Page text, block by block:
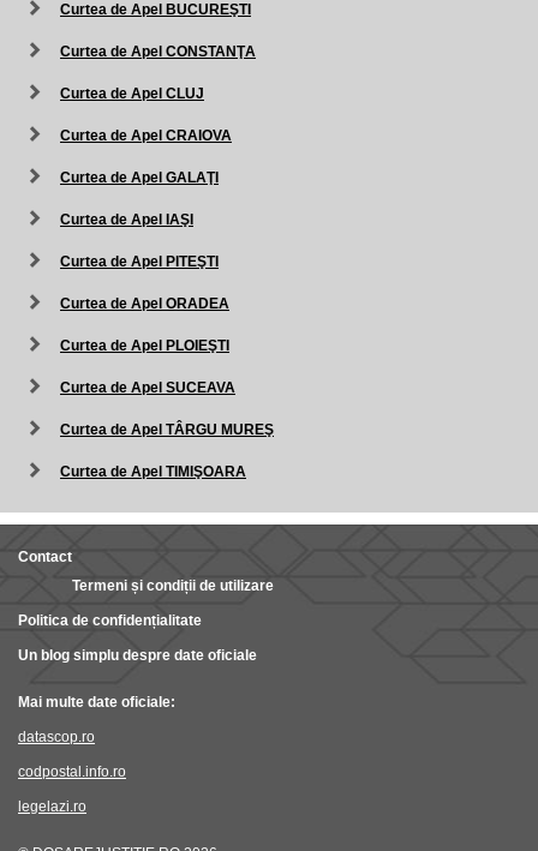
Curtea de Apel BUCUREŞTI
Curtea de Apel CONSTANŢA
Curtea de Apel CLUJ
Curtea de Apel CRAIOVA
Curtea de Apel GALAŢI
Curtea de Apel IAŞI
Curtea de Apel PITEŞTI
Curtea de Apel ORADEA
Curtea de Apel PLOIEŞTI
Curtea de Apel SUCEAVA
Curtea de Apel TÂRGU MUREŞ
Curtea de Apel TIMIŞOARA
Contact
Termeni și condiții de utilizare
Politica de confidențialitate
Un blog simplu despre date oficiale
Mai multe date oficiale:
datascop.ro
codpostal.info.ro
legelazi.ro